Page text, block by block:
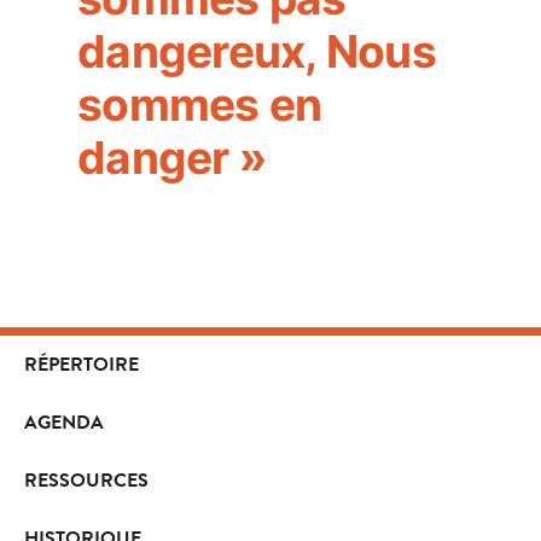
dangereux, Nous
sommes en
danger »
RÉPERTOIRE
AGENDA
RESSOURCES